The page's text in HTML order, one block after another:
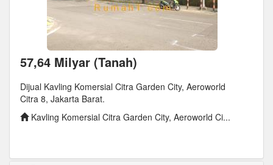
57,64 Milyar (Tanah)
Dijual Kavling Komersial Citra Garden City, Aeroworld
Citra 8, Jakarta Barat.
Kavling Komersial Citra Garden City, Aeroworld Ci...